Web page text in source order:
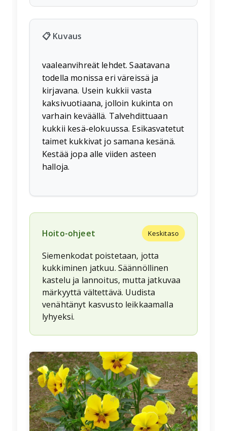
📋 Kuvaus
vaaleanvihreät lehdet. Saatavana
todella monissa eri väreissä ja
kirjavana. Usein kukkii vasta
kaksivuotiaana, jolloin kukinta on
varhain keväällä. Talvehdittuaan
kukkii kesä-elokuussa. Esikasvatetut
taimet kukkivat jo samana kesänä.
Kestää jopa alle viiden asteen
halloja.
Hoito-ohjeet Keskitaso
Siemenkodat poistetaan, jotta
kukkiminen jatkuu. Säännöllinen
kastelu ja lannoitus, mutta jatkuvaa
märkyyttä vältettävä. Uudista
venähtänyt kasvusto leikkaamalla
lyhyeksi.
🌱